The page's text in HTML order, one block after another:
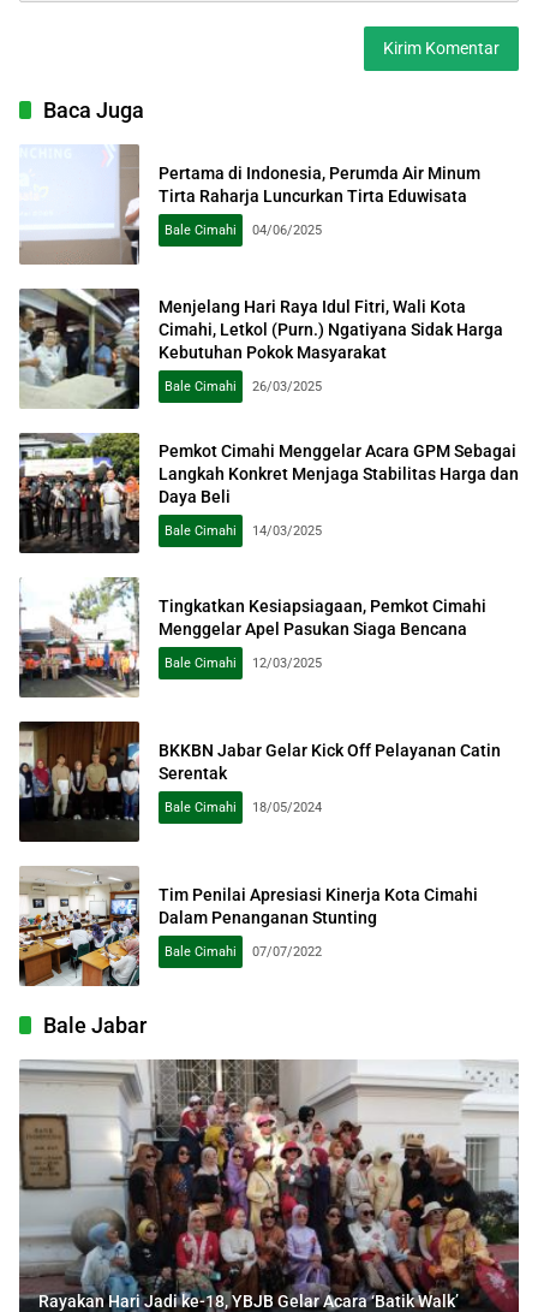
Baca Juga
Pertama di Indonesia, Perumda Air Minum
Tirta Raharja Luncurkan Tirta Eduwisata
Bale Cimahi 04/06/2025
Menjelang Hari Raya Idul Fitri, Wali Kota
Cimahi, Letkol (Purn.) Ngatiyana Sidak Harga
Kebutuhan Pokok Masyarakat
Bale Cimahi 26/03/2025
Pemkot Cimahi Menggelar Acara GPM Sebagai
Langkah Konkret Menjaga Stabilitas Harga dan
Daya Beli
Bale Cimahi 14/03/2025
Tingkatkan Kesiapsiagaan, Pemkot Cimahi
Menggelar Apel Pasukan Siaga Bencana
Bale Cimahi 12/03/2025
BKKBN Jabar Gelar Kick Off Pelayanan Catin
Serentak
Bale Cimahi 18/05/2024
Tim Penilai Apresiasi Kinerja Kota Cimahi
Dalam Penanganan Stunting
Bale Cimahi 07/07/2022
Bale Jabar
Rayakan Hari Jadi ke-18, YBJB Gelar Acara ‘Batik Walk’